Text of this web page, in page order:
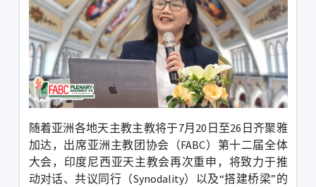
随着亚洲各地天主教主教将于7月20 日至26 日齐聚雅
加达，出席亚洲主教团协会（FABC）第十二届全体
大会，印度尼西亚天主教会再次重申，将致力于推
动对话、共议同行（Synodality）以及“搭建桥梁”的